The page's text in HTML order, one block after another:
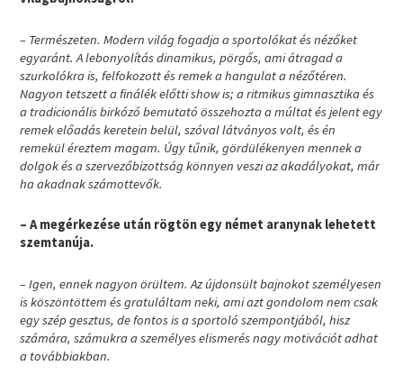
– Természeten. Modern világ fogadja a sportolókat és nézőket
egyaránt. A lebonyolítás dinamikus, pörgős, ami átragad a
szurkolókra is, felfokozott és remek a hangulat a nézőtéren.
Nagyon tetszett a finálék előtti show is; a ritmikus gimnasztika és
a tradicionális birkózó bemutató összehozta a múltat és jelent egy
remek előadás keretein belül, szóval látványos volt, és én
remekül éreztem magam. Úgy tűnik, gördülékenyen mennek a
dolgok és a szervezőbizottság könnyen veszi az akadályokat, már
ha akadnak számottevők.
– A megérkezése után rögtön egy német aranynak lehetett
szemtanúja.
– Igen, ennek nagyon örültem. Az újdonsült bajnokot személyesen
is köszöntöttem és gratuláltam neki, ami azt gondolom nem csak
egy szép gesztus, de fontos is a sportoló szempontjából, hisz
számára, számukra a személyes elismerés nagy motivációt adhat
a továbbiakban.